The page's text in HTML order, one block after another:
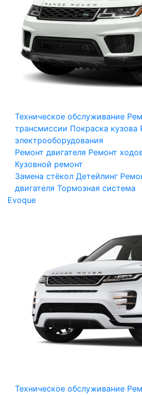
Техническое обслуживание
трансмиссии Покраска кузова
электрооборудования
Ремонт двигателя Ремонт
Кузовной ремонт
Замена стёкол Детейлинг
двигателя Тормозная система
Evoque
Техническое обслуживание